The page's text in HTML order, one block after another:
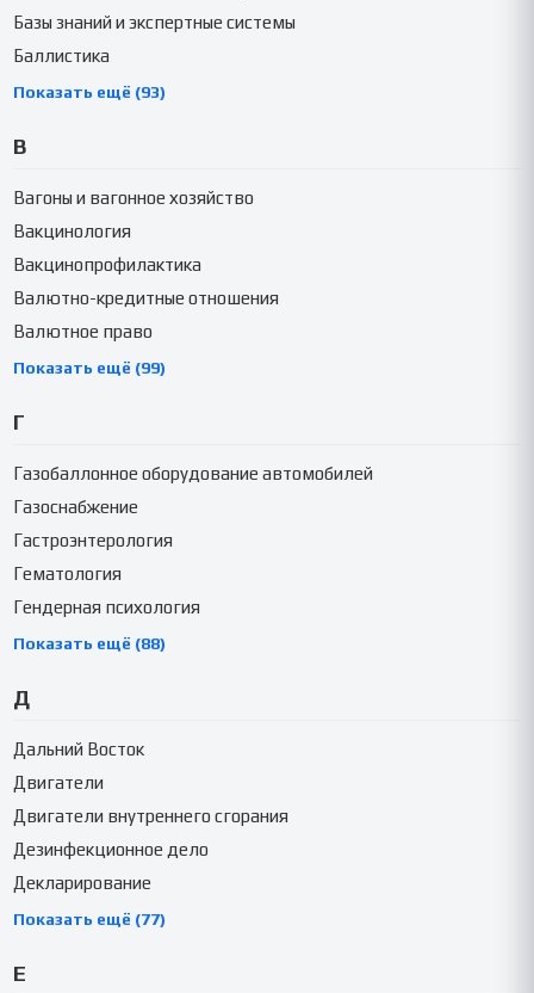
Базы знаний и экспертные системы
Баллистика
Показать ещё (93)
В
Вагоны и вагонное хозяйство
Вакцинология
Вакцинопрофилактика
Валютно-кредитные отношения
Валютное право
Показать ещё (99)
Г
Газобаллонное оборудование автомобилей
Газоснабжение
Гастроэнтерология
Гематология
Гендерная психология
Показать ещё (88)
Д
Дальний Восток
Двигатели
Двигатели внутреннего сгорания
Дезинфекционное дело
Декларирование
Показать ещё (77)
Е